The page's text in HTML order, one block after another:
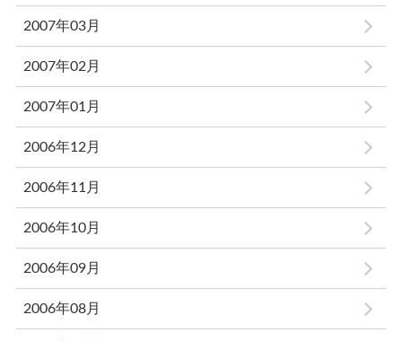
2007年03月
2007年02月
2007年01月
2006年12月
2006年11月
2006年10月
2006年09月
2006年08月